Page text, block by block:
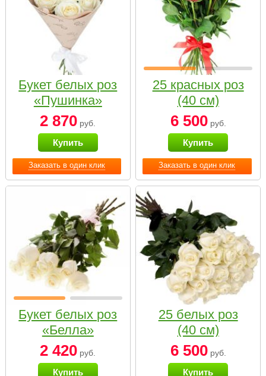
Заказать в один клик
Букет белых роз
«Пушинка»
2 870 руб.
Купить
Заказать в один клик
25 красных роз
(40 см)
6 500руб.
Купить
Букет белых роз
«Белла»
2 420 руб.
Купить
25 белых роз
(40 см)
6 500руб.
Купить